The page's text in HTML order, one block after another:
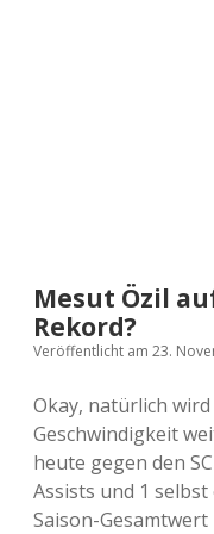
Mesut Özil
Rekord?
Veröffentlicht am 23.
Okay, natürlich
Geschwindigkeit
heute gegen den
Assists und 1
Saison-